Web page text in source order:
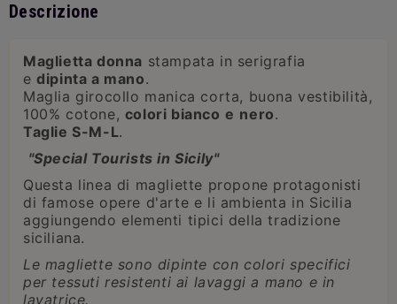
Descrizione
Maglietta donna stampata in serigrafia
e dipinta a mano.
Maglia girocollo manica corta, buona vestibilità,
100% cotone, colori bianco e nero.
Taglie S-M-L.
"Special Tourists in Sicily"
Questa linea di magliette propone protagonisti
di famose opere d'arte e li ambienta in Sicilia
aggiungendo elementi tipici della tradizione
siciliana.
Le magliette sono dipinte con colori specifici
per tessuti resistenti ai lavaggi a mano e in
lavatrice.